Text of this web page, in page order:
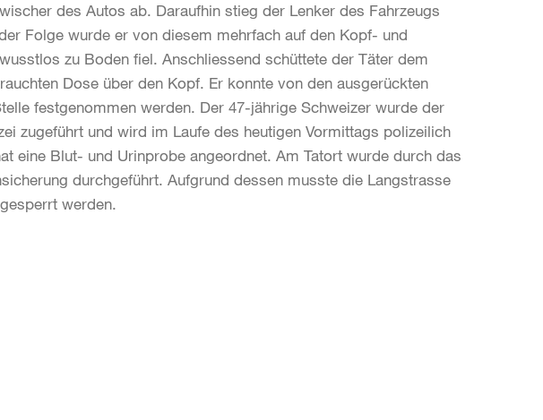
des Autos ab. Daraufhin stieg der Lenker des Fahrzeugs
Folge wurde er von diesem mehrfach auf den Kopf- und
zu Boden fiel. Anschliessend schüttete der Täter dem
Dose über den Kopf. Er konnte von den ausgerückten
festgenommen werden. Der 47-jährige Schweizer wurde der
zugeführt und wird im Laufe des heutigen Vormittags polizeilich
eine Blut- und Urinprobe angeordnet. Am Tatort wurde durch das
durchgeführt. Aufgrund dessen musste die Langstrasse
werden.